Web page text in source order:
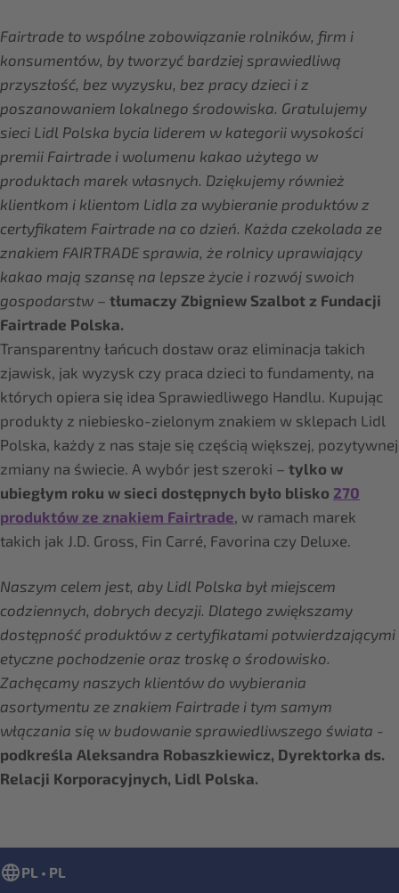
Fairtrade to wspólne zobowiązanie rolników, firm i
konsumentów, by tworzyć bardziej sprawiedliwą
przyszłość, bez wyzysku, bez pracy dzieci i z
poszanowaniem lokalnego środowiska. Gratulujemy
sieci Lidl Polska bycia liderem w kategorii wysokości
premii Fairtrade i wolumenu kakao użytego w
produktach marek własnych. Dziękujemy również
klientkom i klientom Lidla za wybieranie produktów z
certyfikatem Fairtrade na co dzień. Każda czekolada ze
znakiem FAIRTRADE sprawia, że rolnicy uprawiający
kakao mają szansę na lepsze życie i rozwój swoich
gospodarstw – tłumaczy Zbigniew Szalbot z Fundacji
Fairtrade Polska.
Transparentny łańcuch dostaw oraz eliminacja takich
zjawisk, jak wyzysk czy praca dzieci to fundamenty, na
których opiera się idea Sprawiedliwego Handlu. Kupując
produkty z niebiesko-zielonym znakiem w sklepach Lidl
Polska, każdy z nas staje się częścią większej, pozytywnej
zmiany na świecie. A wybór jest szeroki – tylko w
ubiegłym roku w sieci dostępnych było blisko 270
produktów ze znakiem Fairtrade, w ramach marek
takich jak J.D. Gross, Fin Carré, Favorina czy Deluxe.
Naszym celem jest, aby Lidl Polska był miejscem
codziennych, dobrych decyzji. Dlatego zwiększamy
dostępność produktów z certyfikatami potwierdzającymi
etyczne pochodzenie oraz troskę o środowisko.
Zachęcamy naszych klientów do wybierania
asortymentu ze znakiem Fairtrade i tym samym
włączania się w budowanie sprawiedliwszego świata -
podkreśla Aleksandra Robaszkiewicz, Dyrektorka ds.
Relacji Korporacyjnych, Lidl Polska.
PL • PL